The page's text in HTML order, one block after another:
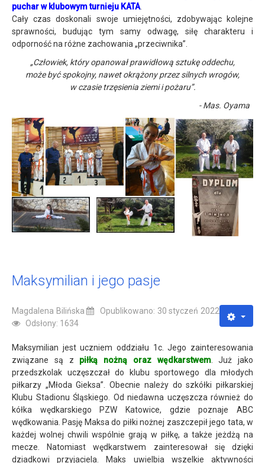
puchar w klubowym turnieju KATA.
Cały czas doskonali swoje umiejętności, zdobywając kolejne
sprawności, budując tym samy odwagę, siłę charakteru i
odporność na różne zachowania „przeciwnika”.
„Człowiek, który opanował prawidłową sztukę oddechu,
może być spokojny, nawet okrążony przez silnych wrogów,
w czasie trzęsienia ziemi i pożaru”.
- Mas. Oyama
Maksymilian i jego pasje
Magdalena Bilińska
Opublikowano: 30 styczeń 2022
Odsłony: 1634
Maksymilian jest uczniem oddziału 1c. Jego zainteresowania
związane są z piłką nożną oraz wędkarstwem. Już jako
przedszkolak uczęszczał do klubu sportowego dla młodych
piłkarzy „Młoda Gieksa”. Obecnie należy do szkółki piłkarskiej
Klubu Stadionu Śląskiego. Od niedawna uczęszcza również do
kółka wędkarskiego PZW Katowice, gdzie poznaje ABC
wędkowania. Pasję Maksa do piłki nożnej zaszczepił jego tata, w
każdej wolnej chwili wspólnie grają w piłkę, a także jeżdżą na
mecze. Natomiast wędkarstwem zainteresował się dzięki
dziadkowi przyjaciela. Maks uwielbia wszelkie aktywności